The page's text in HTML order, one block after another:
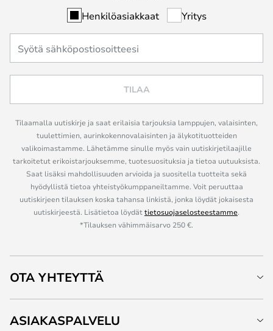
Henkilöasiakkaat Yritys
TILAA
Tilaamalla uutiskirje ja saat erilaisia tarjouksia lamppujen, valaisinten,
tuulettimien, aurinkokennovalaisinten ja älykotituotteiden
valikoimastamme. Lähetämme sinulle myös vain uutiskirjetilaajille
tarkoitetut erikoistarjouksemme, tuotesuosituksia ja tietoa uutuuksista.
Saat lisäksi mahdollisuuden arvioida ja suositella tuotteita sekä
hyödyllistä tietoa yhteistyökumppaneiltamme. Voit peruuttaa
uutiskirjeen tilauksen koska tahansa linkistä, jonka löydät jokaisesta
uutiskirjeestä. Lisätietoa löydättietosuojaselosteestamme.
*Tilauksen vähimmäisarvo 250 €.
OTA YHTEYTTÄ
ASIAKASPALVELU